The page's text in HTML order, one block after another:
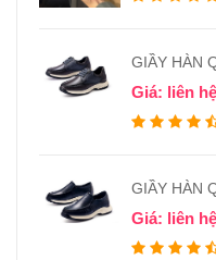
GIẦY HÀN
Giá: liên hệ
GIẦY HÀN
Giá: liên hệ